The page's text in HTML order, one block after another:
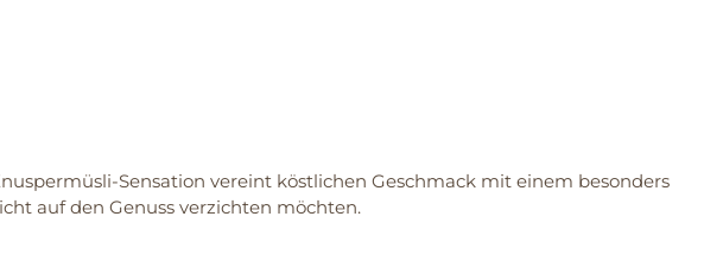
Sensation vereint köstlichen Geschmack mit einem besonders
auf den Genuss verzichten möchten.